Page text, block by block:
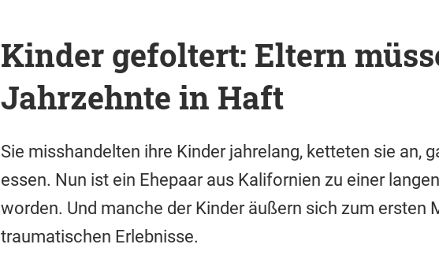
Kinder gefoltert: Eltern
Jahrzehnte in Haft
Sie misshandelten ihre Kinder jahrelang, ketteten sie an,
essen. Nun ist ein Ehepaar aus Kalifornien zu einer
worden. Und manche der Kinder äußern sich zum ersten
traumatischen Erlebnisse.